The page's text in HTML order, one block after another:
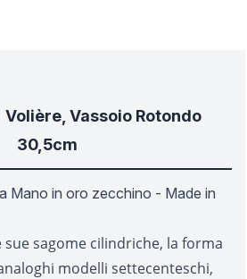
Volière, Vassoio Rotondo
30,5cm
Mano in oro zecchino - Made in
sue sagome cilindriche, la forma
modelli settecenteschi,